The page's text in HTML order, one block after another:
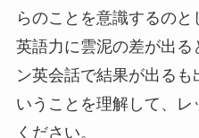
らのことを意識するの
英語力に雲泥の差が出る
ン英会話で結果が出るも
いうことを理解して、
ください。